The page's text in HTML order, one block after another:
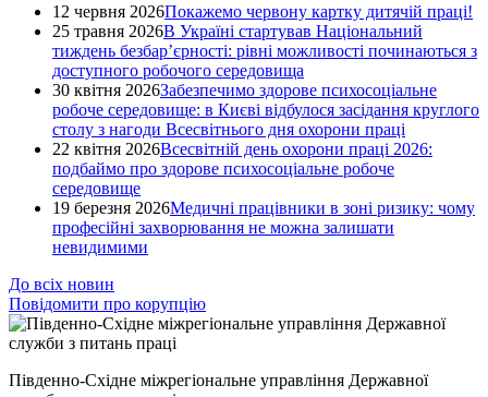
12 червня 2026Покажемо червону картку дитячій праці!
25 травня 2026В Україні стартував Національний
тиждень безбар’єрності: рівні можливості починаються з
доступного робочого середовища
30 квітня 2026Забезпечимо здорове психосоціальне
робоче середовище: в Києві відбулося засідання круглого
столу з нагоди Всесвітнього дня охорони праці
22 квітня 2026Всесвітній день охорони праці 2026:
подбаймо про здорове психосоціальне робоче
середовище
19 березня 2026Медичні працівники в зоні ризику: чому
професійні захворювання не можна залишати
невидимими
До всіх новин
Повідомити про корупцію
Південно-Східне міжрегіональне управління Державної